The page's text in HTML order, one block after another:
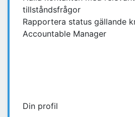
tillståndsfrågor
Rapportera status gällande
Accountable Manager
Din profil